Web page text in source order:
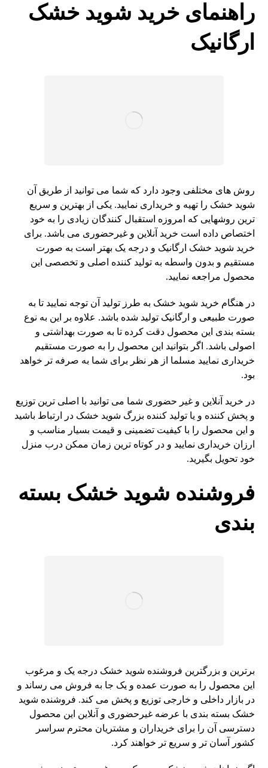
راهنمای خرید شوید خشک
ارگانیک
روش های مختلفی وجود دارد که شما می توانید از طریق آن
شوید خشک را تهیه و خریداری نمایید. یکی از بهترین و سریع
ترین روشهایی که امروزه استقبال کنندگان زیادی را به خود
اختصاص داده است خرید آنلاین و غیرحضوری می باشد. برای
خرید شوید خشک ارگانیک و درجه یک بهتر است به صورت
مستقیم و بدون واسطه به تولید کننده اصلی و تخصصی این
محصول مراجعه نمایید.
در هنگام خرید شوید خشک به طرز تولید آن توجه نمایید تا به
صورت طبیعی و ارگانیک تولید شده باشد. علاوه بر این به نوع
بسته بندی این محصول دقت کرده تا به صورت بهداشتی و
اصولی باشد. اگر بتوانید این محصول را به صورت مستقیم
خریداری نمایید مسلما از هر نظر برای شما به صرفه تر خواهد
بود.
در خرید آنلاین و غیر حضوری شما می توانید با اصلی ترین توزیع
و پخش کننده و یا تولید کننده بزرگ شوید خشک در ارتباط باشید
و این محصول را با کیفیت تضمینی و قیمت بسیار مناسب و
ارزان خریداری نمایید و در کوتاه ترین زمان ممکن درب منزل
خود تحویل بگیرید.
فروشنده شوید خشک بسته
بندی
برترین و بزرگترین فروشنده شوید خشک درجه یک و مرغوب
این محصول را به صورت عمده و یک جا به فروش می رساند و
در بازار داخلی و خارجی توزیع و پخش می کند. فروشنده شوید
خشک بسته بندی با عرضه غیرحضوری و آنلاین این محصول
دسترسی آن را برای خریداران و مشتریان محترم سراسر
کشور آسان تر و سریع تر خواهند کرد.